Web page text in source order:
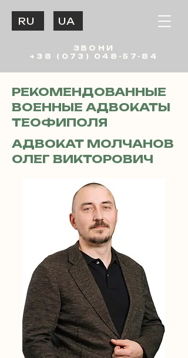
ЗВОНИ
+38 (073) 048-57-84
UA
RU
РЕКОМЕНДОВАННЫЕ
ВОЕННЫЕ АДВОКАТЫ
ТЕОФИПОЛЯ
АДВОКАТ МОЛЧАНОВ
ОЛЕГ ВИКТОРОВИЧ